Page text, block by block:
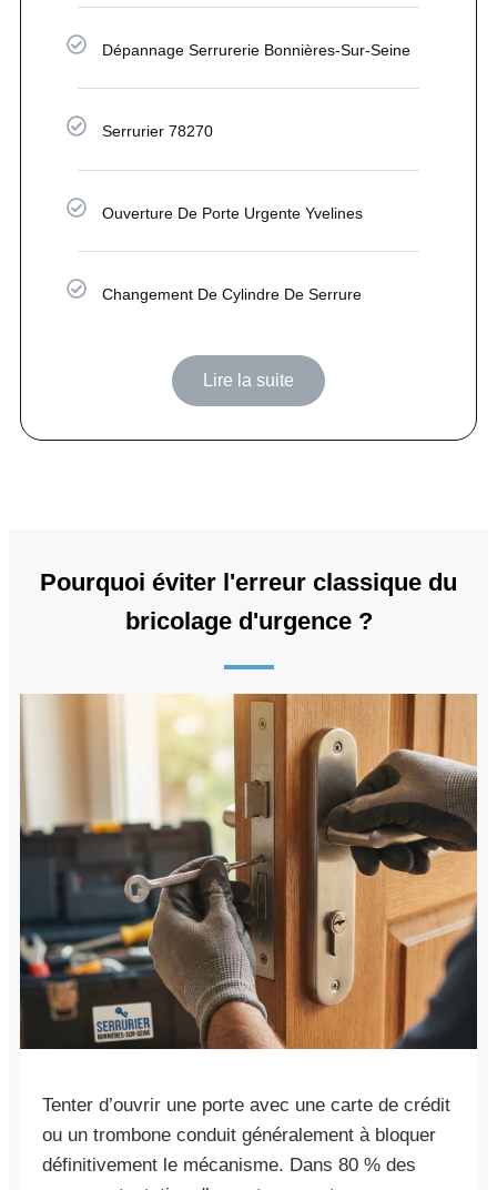
Dépannage Serrurerie Bonnières-Sur-Seine
Serrurier 78270
Ouverture De Porte Urgente Yvelines
Changement De Cylindre De Serrure
Lire la suite
Pourquoi éviter l'erreur classique du
bricolage d'urgence ?
Tenter d’ouvrir une porte avec une carte de crédit
ou un trombone conduit généralement à bloquer
définitivement le mécanisme. Dans 80 % des